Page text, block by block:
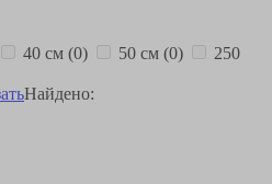
40 см (0) 50 см (0)
250
Найдено: